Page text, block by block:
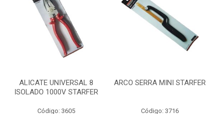
ALICATE UNIVERSAL 8
ISOLADO 1000V STARFER
Código: 3605
ARCO SERRA MINI STARFER
Código: 3716